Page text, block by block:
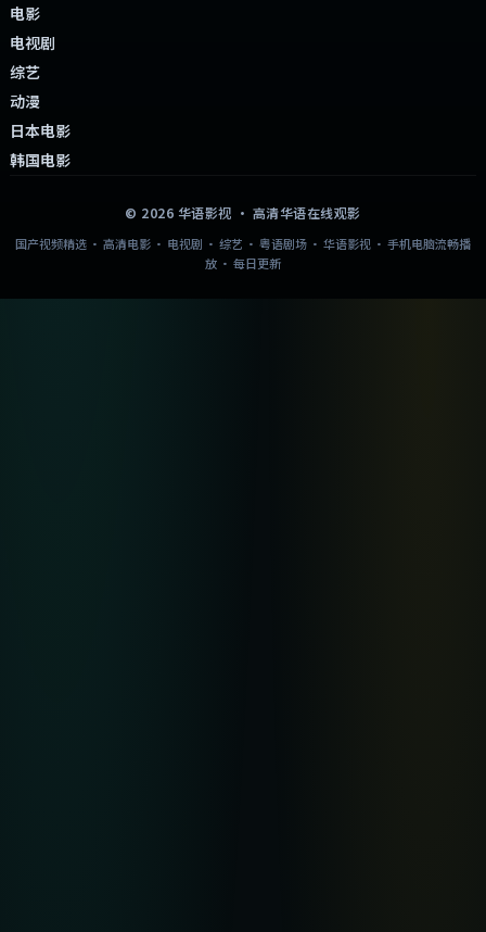
电影
电视剧
综艺
动漫
日本电影
韩国电影
© 2026 华语影视 · 高清华语在线观影
国产视频精选 · 高清电影 · 电视剧 · 综艺 · 粤语剧场 · 华语影视 · 手机电脑流畅播
放 · 每日更新